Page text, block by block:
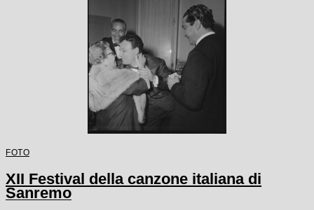
FOTO
XII Festival della canzone italiana di
Sanremo